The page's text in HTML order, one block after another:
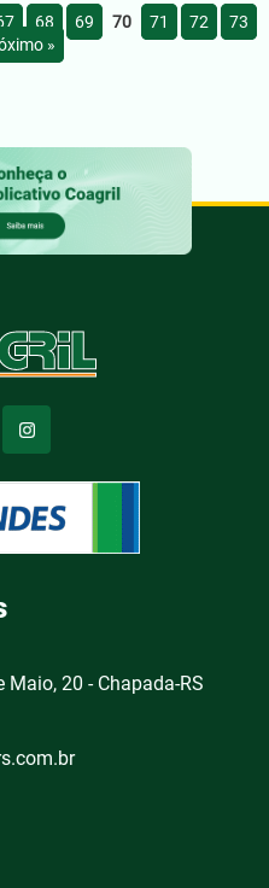
68 69 70 71 72
73
»
Maio, 20 - Chapada-RS